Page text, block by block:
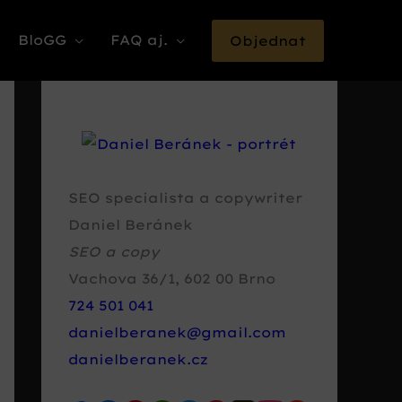
BloGG FAQ aj. Objednat
SEO specialista a copywriter
Daniel Beránek
SEO a copy
Vachova 36/1, 602 00 Brno
724 501 041
danielberanek@gmail.com
danielberanek.cz